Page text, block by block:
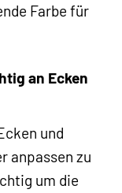
Farbe für
an Ecken
und
anpassen zu
um die